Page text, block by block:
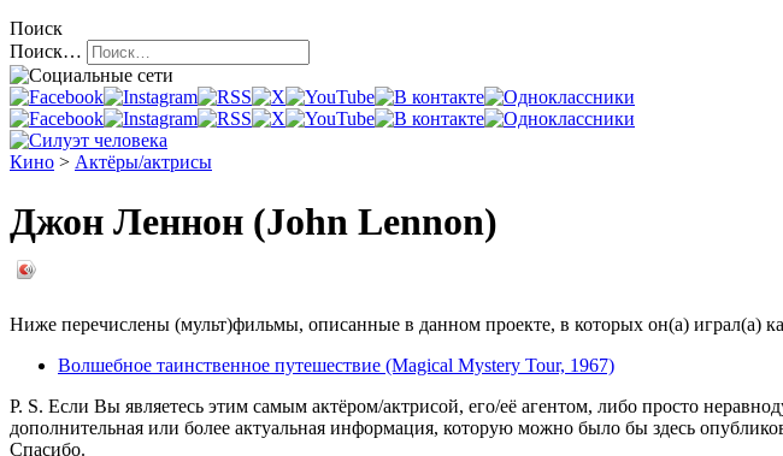
Поиск
Поиск…
Кино > Актёры/актрисы
Джон Леннон (John Lennon)
Ниже перечислены (мульт)фильмы, описанные в данном проекте, в которых он(а) играл(а)
Волшебное таинственное путешествие (Magical Mystery Tour, 1967)
P. S. Если Вы являетесь этим самым актёром/актрисой, его/её агентом, либо просто
дополнительная или более актуальная информация, которую можно было бы здесь
Спасибо.